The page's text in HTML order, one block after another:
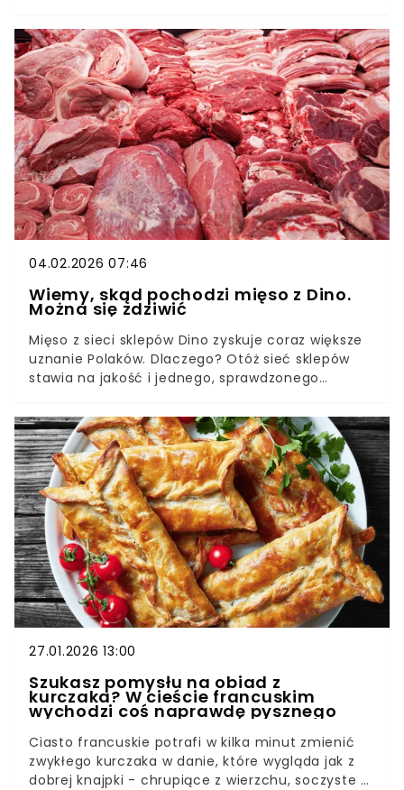
myślimy – dotyczy także produktów z
oznaczeniem bio. Zanim jednak się przerazisz,
pamiętaj o najważniejszym: prawdziwe zagrożenie
w Twojej kuchni czai się nie w samym mięsie, ale
w sposobie, w jaki je przygotowujesz i przenosisz
bakterie – na dłoniach, blatach i warzywach czy
gotowych daniach.
04.02.2026 07:46
Wiemy, skąd pochodzi mięso z Dino.
Można się zdziwić
Mięso z sieci sklepów Dino zyskuje coraz większe
uznanie Polaków. Dlaczego? Otóż sieć sklepów
stawia na jakość i jednego, sprawdzonego
zakładu Agro-Rydzyna - nawet te, które są
prezentowane na tradycyjnych stoiskach
mięsnych. Te akurat są dużym atutem w
sklepach Dino, bowiem pozwalają one klientom
na wybór dokładnie takiego produktu i porcji,
jakiej potrzebują – z pomocą fachowego
personelu.
27.01.2026 13:00
Szukasz pomysłu na obiad z
kurczaka? W cieście francuskim
wychodzi coś naprawdę pysznego
Ciasto francuskie potrafi w kilka minut zmienić
zwykłego kurczaka w danie, które wygląda jak z
dobrej knajpki - chrupiące z wierzchu, soczyste w